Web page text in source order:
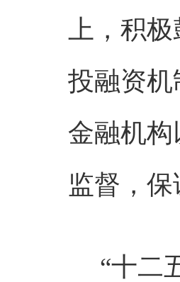
上，积
投融资
金融机
监督，
“十二